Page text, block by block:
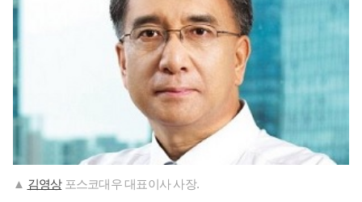
▲ 김영상포스코대우 대표이사 사장.